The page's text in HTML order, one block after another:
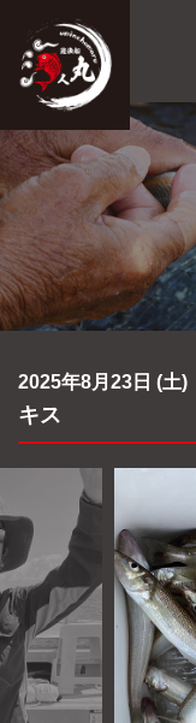
ホーム
システムご案内
最新釣果情報
船舶概要
アクセス
よくあるご質問
プライバシーポリシー
お問い合わせ
2025年8月23日 (土)
キス